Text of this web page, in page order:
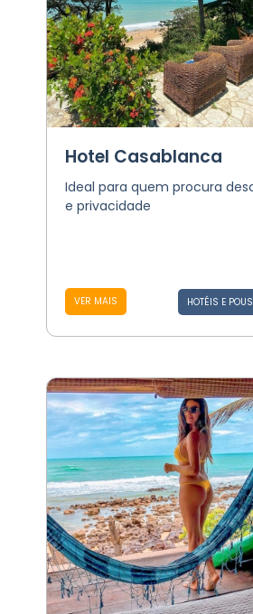
Hotel Casablanca
Ideal para quem procura
e privacidade
VER MAIS HOTÉIS E